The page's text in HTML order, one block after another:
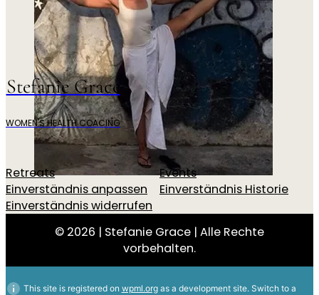
Stefanie Grace
WOMEN'S HEALTH COACING
Retreats
Events
Einverständnis anpassen
Einverständnis Historie
Einverständnis widerrufen
© 2026 | Stefanie Grace | Alle Rechte
vorbehalten.
This site is registered on wpml.orgas a development site. Switch to a